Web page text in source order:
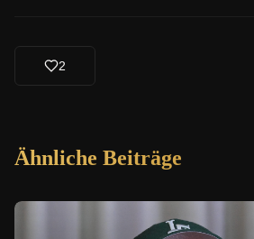
2
Ähnliche Beiträge